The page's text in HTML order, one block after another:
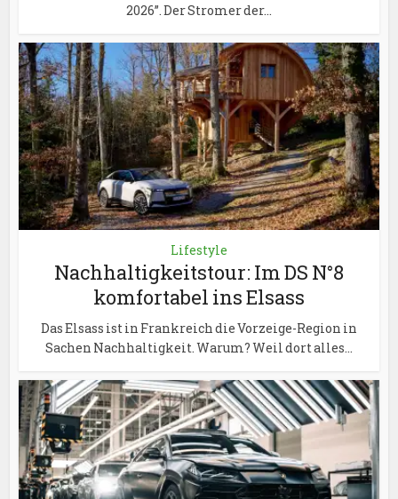
2026”. Der Stromer der...
Lifestyle
Nachhaltigkeitstour: Im DS N°8
komfortabel ins Elsass
Das Elsass ist in Frankreich die Vorzeige-Region in
Sachen Nachhaltigkeit. Warum? Weil dort alles...